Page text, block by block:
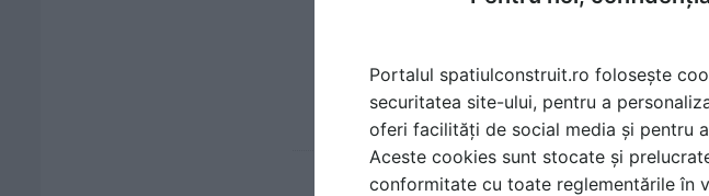
LA20
Portalul spatiulconstruit.ro folosește
securitatea site-ului, pentru a
oferi facilități de social media și pentru
Aceste cookies sunt stocate și
conformitate cu toate reglementările în